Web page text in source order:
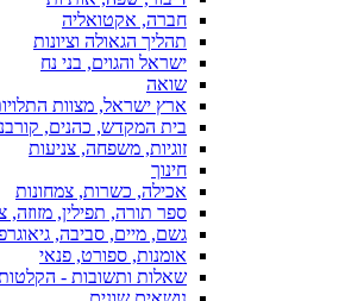
חברה, אקטואליה
תהליך הגאולה וציונות
ישראל והגוים, בני נח
שואה
ארץ ישראל, מצוות
בית המקדש, כהנים,
זוגיות, משפחה, צניעות
חינוך
אכילה, כשרות, צמחונות
ספר תורה, תפילין, מזוזה,
גשם, מיים, סביבה,
אומנות, ספורט, פנאי
שאלות ותשובות -